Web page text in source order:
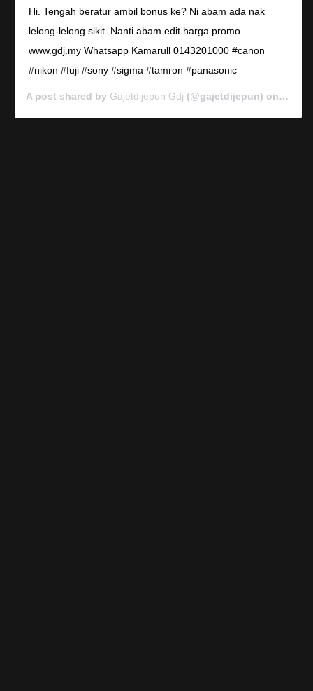
Hi. Tengah beratur ambil bonus ke? Ni abam ada nak
lelong-lelong sikit. Nanti abam edit harga promo.
www.gdj.my Whatsapp Kamarull 0143201000 #canon
#nikon #fuji #sony #sigma #tamron #panasonic
A post shared by Gajetdijepun Gdj (@gajetdijepun) on Jan 7,